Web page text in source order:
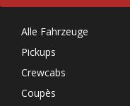
Alle Fahrzeuge
Pickups
Crewcabs
Coupès